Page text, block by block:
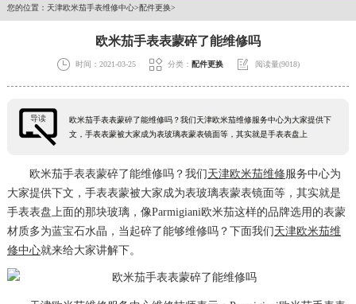
天津市和平区赤峰道136号天津国际金融中心26层2603室欧米茄售后服务中心（需提前预约）
节假日正常营业！
您的位置： 天津欧米茄手表维修中心>配件更换>
欧米茄手表表蒙碎了能维修吗
 时间：2021-03-25  分类： 配件更换  阅读量(9018)
导读
欧米茄手表表蒙碎了能维修吗？我们天津欧米茄维修服务中心为大家提供下
文，手表表蒙被大家成为表玻璃表蒙表镜面等，其实就是手表表盘上
欧米茄手表表蒙碎了能维修吗？我们 天津欧米茄维修服务中心为
大家提供下文，手表表蒙被大家成为表玻璃表蒙表镜面等，其实就是
手表表盘上面的那块玻璃，像Parmigiani欧米茄这样的品牌选用的表蒙
材质多为蓝宝石水晶，当起碎了能够维修吗？下面我们 天津欧米茄维
修中心就来给大家讲解下。